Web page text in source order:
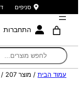
סניפים
התחברות
עמוד הבית / מוצר Search Weight / 207